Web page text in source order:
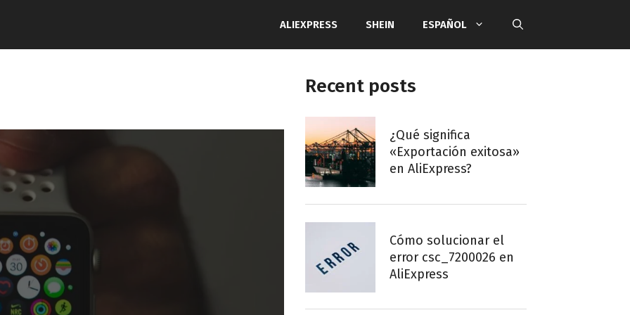
ALIEXPRESS SHEIN ESPAÑOL
Recent posts
¿Qué significa
«Exportación exitosa»
en AliExpress?
Cómo solucionar el
error csc_7200026 en
AliExpress